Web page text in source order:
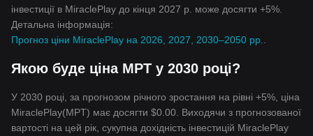
інвестиції в MiraclePlay до кінця 2027 р. може досягти +5%.
Детальна інформація:
Прогноз ціни MiraclePlay на 2026, 2027, 2030–2050 рр.
Якою буде ціна MPT у 2030 році?
У 2030 році, за прогнозом річного зростання на рівні +5%, ціна
MiraclePlay(MPT) має досягти $0.00. Виходячи з прогнозованої
вартості на цей рік, сукупна дохідність інвестицій MiraclePlay